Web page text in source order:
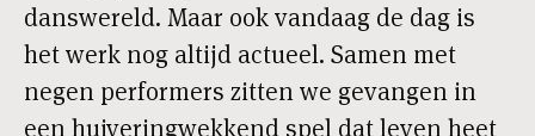
danswereld. Maar ook vandaag de dag is
het werk nog altijd actueel. Samen met
negen performers zitten we gevangen in
een huiveringwekkend spel dat leven heet